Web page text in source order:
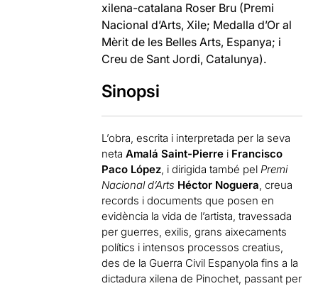
xilena-catalana Roser Bru (Premi
Nacional d’Arts, Xile; Medalla d’Or al
Mèrit de les Belles Arts, Espanya; i
Creu de Sant Jordi, Catalunya).
Sinopsi
L’obra, escrita i interpretada per la seva
netaAmalá Saint-Pierre i Francisco
Paco López, i dirigida també pelPremi
Nacional d’Arts Héctor Noguera, creua
records i documents que posen en
evidència la vida de l’artista, travessada
per guerres, exilis, grans aixecaments
polítics i intensos processos creatius,
des de la Guerra Civil Espanyola fins a la
dictadura xilena de Pinochet, passant per